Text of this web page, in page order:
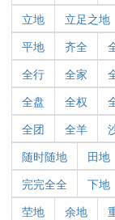
立地
立足之地
平地
齐全
全行
全家
全盘
全权
全团
全羊
随时随地
田地
完完全全
下地
茔地
余地